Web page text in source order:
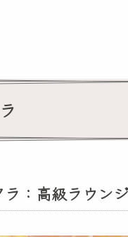
：高級ラウン